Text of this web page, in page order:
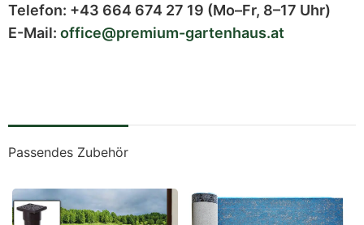
Telefon: +43 664 674 27 19 (Mo–Fr, 8–17 Uhr)
E-Mail: office@premium-gartenhaus.at
Passendes Zubehör